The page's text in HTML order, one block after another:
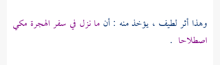
وهذا أثر لطيف ، يؤخذ منه : أن ما نزل في سفر الهجرة مكي
اصطلاحا .